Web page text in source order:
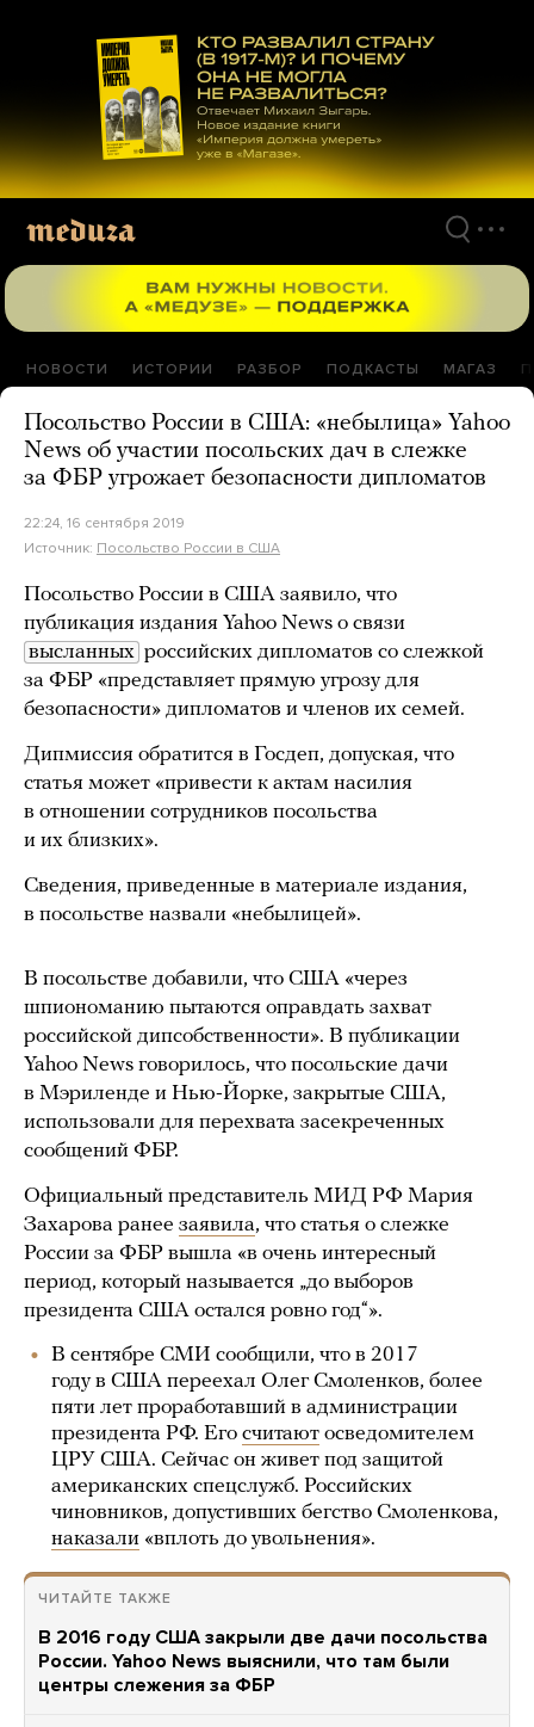
материалам
НОВОСТИ ИСТОРИИ РАЗБОР ПОДКАСТЫ МАГАЗ
Посольство России в США: «небылица» Yahoo
News об участии посольских дач в слежке
за ФБР угрожает безопасности дипломатов
22:24, 16 сентября 2019
Источник: Посольство России в США
Посольство России в США заявило, что
публикация издания Yahoo News о связи
высланных российских дипломатов со слежкой
за ФБР «представляет прямую угрозу для
безопасности» дипломатов и членов их семей.
Дипмиссия обратится в Госдеп, допуская, что
статья может «привести к актам насилия
в отношении сотрудников посольства
и их близких».
Сведения, приведенные в материале издания,
в посольстве назвали «небылицей».
В посольстве добавили, что США «через
шпиономанию пытаются оправдать захват
российской дипсобственности». В публикации
Yahoo News говорилось, что посольские дачи
в Мэриленде и Нью-Йорке, закрытые США,
использовали для перехвата засекреченных
сообщений ФБР.
Официальный представитель МИД РФ Мария
Захарова ранее заявила, что статья о слежке
России за ФБР вышла «в очень интересный
период, который называется „до выборов
президента США остался ровно год“».
В сентябре СМИ сообщили, что в 2017
году в США переехал Олег Смоленков, более
пяти лет проработавший в администрации
президента РФ. Его считают осведомителем
ЦРУ США. Сейчас он живет под защитой
американских спецслужб. Российских
чиновников, допустивших бегство Смоленкова,
наказали «вплоть до увольнения».
ЧИТАЙТЕ ТАКЖЕ
В 2016 году США закрыли две дачи посольства
России. Yahoo News выяснили, что там были
центры слежения за ФБР